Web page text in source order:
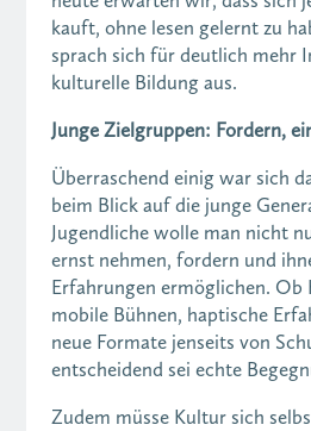
kauft, ohne lesen gelernt zu
sprach sich für deutlich mehr
kulturelle Bildung aus.
Junge Zielgruppen: Fordern,
Überraschend einig war sich
beim Blick auf die junge
Jugendliche wolle man nicht
ernst nehmen, fordern und
Erfahrungen ermöglichen. Ob
mobile Bühnen, haptische
neue Formate jenseits von
entscheidend sei echte
Zudem müsse Kultur sich